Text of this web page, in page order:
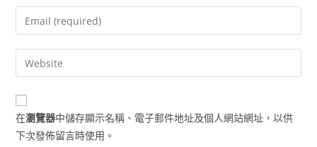
name
comment
Enter
your
email
address
comment
Enter
your
website
URL
(optional)
在瀏覽器中儲存顯示名稱、電子郵件地址及個人網站網址，以供
下次發佈留言時使用。